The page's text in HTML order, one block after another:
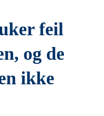
feil
og de
ikke